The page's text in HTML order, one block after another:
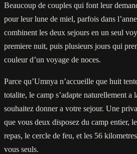
Beaucoup de couples qui font leur
pour leur lune de miel, parfois dans
combinent les deux sejours en un seul
premiere nuit, puis plusieurs jours qui
couleur d’un voyage de noces.
Parce qu’Umnya n’accueille que huit
totalite, le camp s’adapte naturellement a
souhaitez donner a votre sejour. Une
que vous deux disposez du camp entier,
repas, le cercle de feu, et les 56
vous seuls.